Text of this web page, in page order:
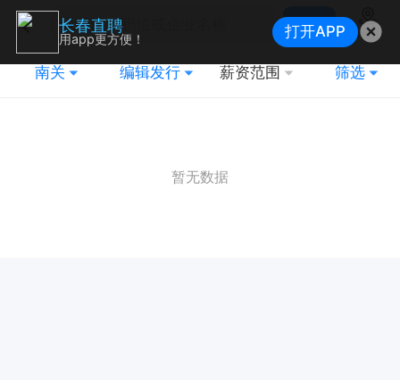
搜索
地图
南关 编辑发行 薪资范围 筛选
暂无数据
长春直聘
用app更方便！ 打开APP